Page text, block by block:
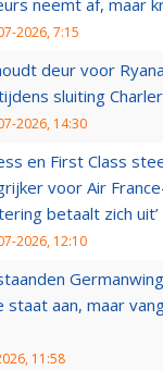
neemt af, maar
2026, 7:15
deur voor
sluiting
2026, 14:30
en First Class
voor Air
betaalt zich uit’
2026, 12:10
staat aan, maar
11:58